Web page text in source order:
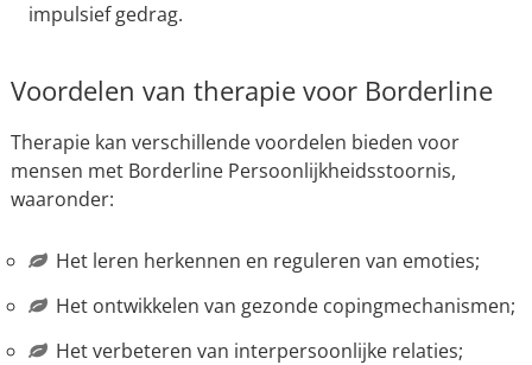
impulsief gedrag.
Voordelen van therapie voor Borderline
Therapie kan verschillende voordelen bieden voor
mensen met Borderline Persoonlijkheidsstoornis,
waaronder:
Het leren herkennen en reguleren van emoties;
Het ontwikkelen van gezonde copingmechanismen;
Het verbeteren van interpersoonlijke relaties;